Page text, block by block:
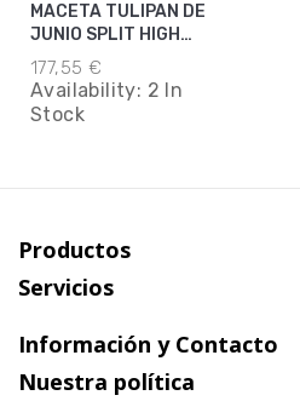
MACETA TULIPAN DE
JUNIO SPLIT HIGH
VINTAGE CIRUELA 46CM
177,55 €
Availability: 2 In
Stock
Productos
Servicios
Información y Contacto
Nuestra política